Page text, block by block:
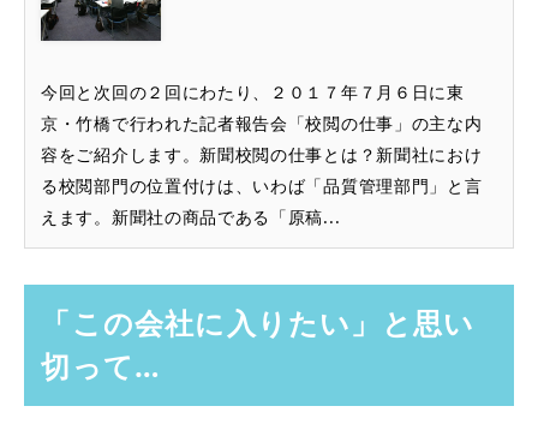
今回と次回の２回にわたり、２０１７年７月６日に東
京・竹橋で行われた記者報告会「校閲の仕事」の主な内
容をご紹介します。新聞校閲の仕事とは？新聞社におけ
る校閲部門の位置付けは、いわば「品質管理部門」と言
えます。新聞社の商品である「原稿...
「この会社に入りたい」と思い
切って…